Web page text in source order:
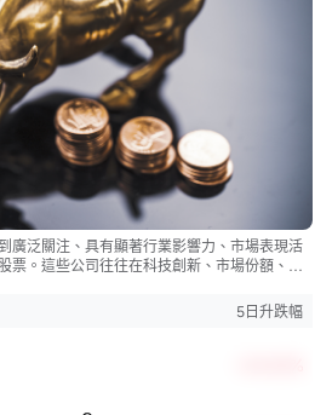
廣泛關注、具有顯著行業影響力、市場表現活
票。這些公司往往在科技創新、市場份額、品
球經濟具有顯著影響。
5日升跌幅